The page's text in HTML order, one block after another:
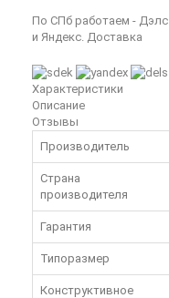
По СПб работаем - Дэлс
и Яндекс. Доставка
Характеристики
Описание
Отзывы
Производитель
Страна
производителя
Гарантия
Типоразмер
Конструктивное